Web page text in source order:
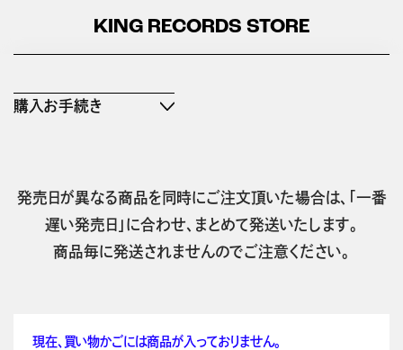
KING RECORDS STORE
購入お手続き
発売日が異なる商品を同時にご注文頂いた場合は、「一番
遅い発売日」に合わせ、まとめて発送いたします。
商品毎に発送されませんのでご注意ください。
現在、買い物かごには商品が入っておりません。